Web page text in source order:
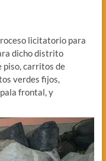
licitatorio para
dicho distrito
piso, carritos de
verdes fijos,
frontal, y